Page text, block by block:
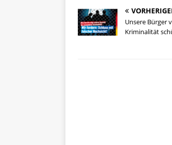
Unsere Bürger
Kriminalität